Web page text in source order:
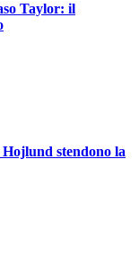
Taylor: il
stendono la